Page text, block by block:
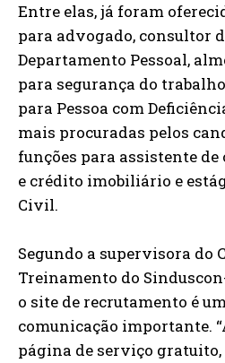
Entre elas, já foram
para advogado, consultor
Departamento Pessoal,
para segurança do
para Pessoa com
mais procuradas pelos
funções para assistente
e crédito imobiliário e
Civil.
Segundo a supervisora do
Treinamento do
o site de recrutamento é
comunicação importante.
página de serviço